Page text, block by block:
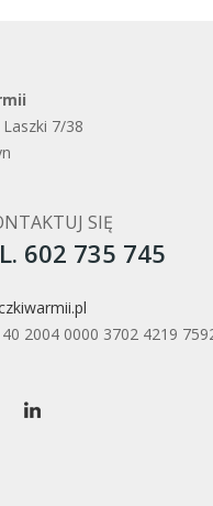
7/38
SIĘ
602 735 745
2004 0000 3702 4219